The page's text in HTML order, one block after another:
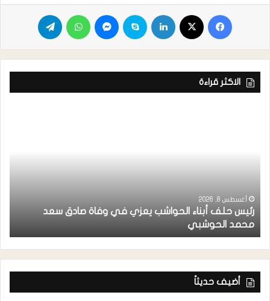
الاكثر قراءة
أغسطس 8, 2026
رئيس حلف أبناء الحواشب يعزي في وفاة صادق سعد
محمد الحوشبي
أضيف حديثاً